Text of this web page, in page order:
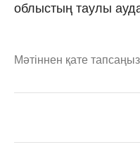
облыстың таулы
Мәтіннен қате